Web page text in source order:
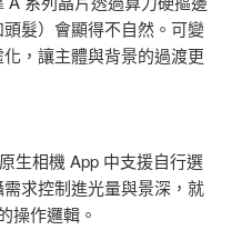
髮）會顯得不自然。可變
，讓主體與背景的過渡更
生相機 App 中支援自行選
求控制進光量與景深，就
操作邏輯。